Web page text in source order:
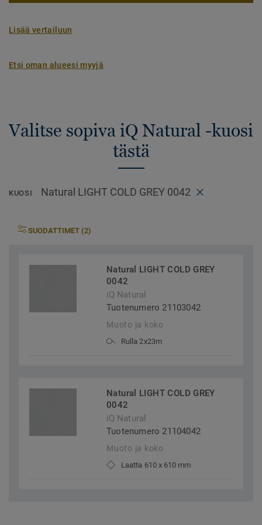
Lisää vertailuun
Etsi oman alueesi myyjä
Valitse sopiva iQ Natural -kuosi
tästä
KUOSI Natural LIGHT COLD GREY 0042
SUODATTIMET (2)
Natural LIGHT COLD GREY
0042
iQ Natural
Tuotenumero 21103042
Muoto ja koko
Rulla 2x23m
Natural LIGHT COLD GREY
0042
iQ Natural
Tuotenumero 21104042
Muoto ja koko
Laatta 610 x 610 mm